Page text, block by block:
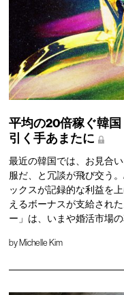
平均の20倍稼ぐ韓
引く手あまたに
最近の韓国では、お見合
服だ、と冗談が飛び交う
ックスが記録的な利益を
えるボーナスが支給され
ー」は、いまや婚活市場
byMichelle Kim